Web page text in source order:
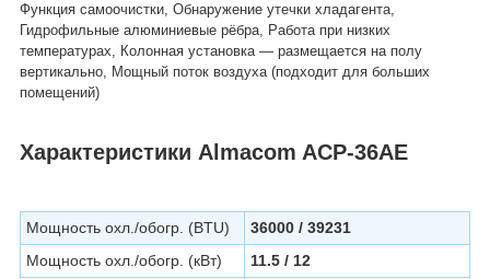
Функция самоочистки, Обнаружение утечки хладагента,
Гидрофильные алюминиевые рёбра, Работа при низких
температурах, Колонная установка — размещается на полу
вертикально, Мощный поток воздуха (подходит для больших
помещений)
Характеристики Almacom ACP-36AE
Мощность охл./обогр. (BTU)
36000 / 39231
Мощность охл./обогр. (кВт)
11.5 / 12